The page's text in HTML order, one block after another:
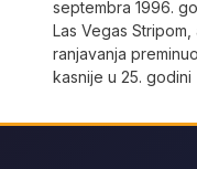
septembra 1996.
Las Vegas
ranjavanja
kasnije u 25. godini